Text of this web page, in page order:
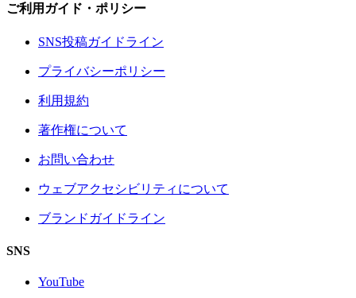
ご利用ガイド・ポリシー
SNS投稿ガイドライン
プライバシーポリシー
利用規約
著作権について
お問い合わせ
ウェブアクセシビリティについて
ブランドガイドライン
SNS
YouTube